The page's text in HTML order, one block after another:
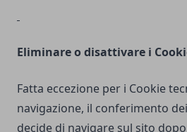
Eliminare o disattivare i
Fatta eccezione per i Cookie
navigazione, il conferimento
decide di navigare sul sito